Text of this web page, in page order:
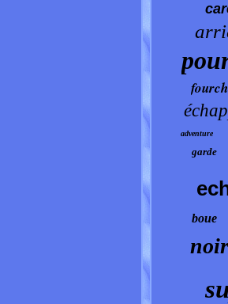
adventure
garde
boue
noir